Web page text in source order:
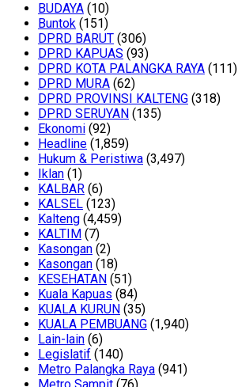
BUDAYA (10)
Buntok (151)
DPRD BARUT (306)
DPRD KAPUAS (93)
DPRD KOTA PALANGKA RAYA (111)
DPRD MURA (62)
DPRD PROVINSI KALTENG (318)
DPRD SERUYAN (135)
Ekonomi (92)
Headline (1,859)
Hukum & Peristiwa (3,497)
Iklan (1)
KALBAR (6)
KALSEL (123)
Kalteng (4,459)
KALTIM (7)
Kasongan (2)
Kasongan (18)
KESEHATAN (51)
Kuala Kapuas (84)
KUALA KURUN (35)
KUALA PEMBUANG (1,940)
Lain-lain (6)
Legislatif (140)
Metro Palangka Raya (941)